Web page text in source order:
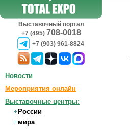
Выставочный портал
+7 (495) 708-0018
+7 (903) 961-8824
Новости
Мероприятия онлайн
Выставочные центры:
России
мира